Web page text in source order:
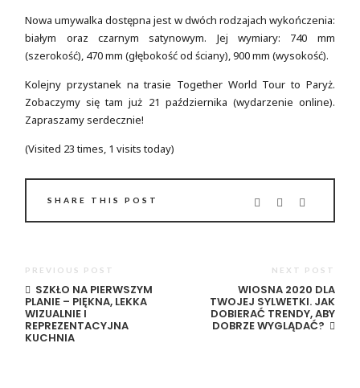
Nowa umywalka dostępna jest w dwóch rodzajach wykończenia:
białym oraz czarnym satynowym. Jej wymiary: 740 mm
(szerokość), 470 mm (głębokość od ściany), 900 mm (wysokość).
Kolejny przystanek na trasie Together World Tour to Paryż.
Zobaczymy się tam już 21 października (wydarzenie online).
Zapraszamy serdecznie!
(Visited 23 times, 1 visits today)
SHARE THIS POST
PREVIOUS POST
SZKŁO NA PIERWSZYM
PLANIE – PIĘKNA, LEKKA
WIZUALNIE I
REPREZENTACYJNA
KUCHNIA
NEXT POST
WIOSNA 2020 DLA
TWOJEJ SYLWETKI. JAK
DOBIERAĆ TRENDY, ABY
DOBRZE WYGLĄDAĆ?